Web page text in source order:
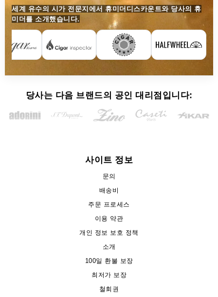
세계 유수의 시가 전문지에서 휴미더디스카운트와 당사의 휴
미더를 소개했습니다.
당사는 다음 브랜드의 공인 대리점입니다:
사이트 정보
문의
배송비
주문 프로세스
이용 약관
개인 정보 보호 정책
소개
100일 환불 보장
최저가 보장
철회권